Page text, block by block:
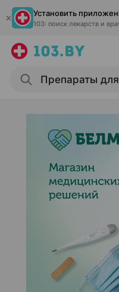
Установить
103: поиск лекарств и